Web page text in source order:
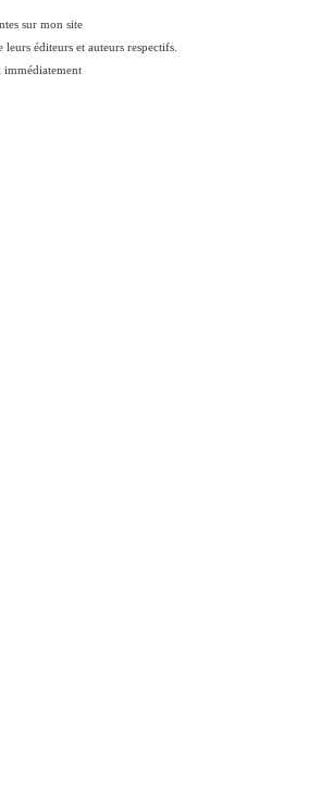
sur mon site
leurs éditeurs et auteurs respectifs.
immédiatement